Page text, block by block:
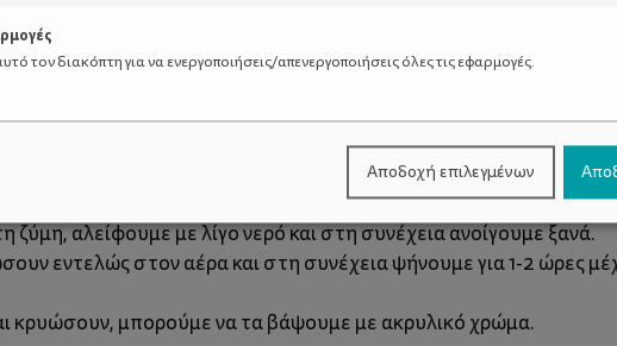
όλες τις χρήσεις με 1 φλιτζάνι αλάτι.
μέχρι να αρχίσει να σχηματίζεται μια ζύμη.
περισσότερο νερό. Αν είναι πολύ κολλώδες, τότε
μια απαλή μπάλα. Θα χρειαστεί να ζυμώσουμε για
ζύμη, αλείφουμε με λίγο νερό και στη συνέχεια ανοίγουμε ξανά.
εντελώς στον αέρα και στη συνέχεια ψήνουμε για 1-2 ώρες
κρυώσουν, μπορούμε να τα βάψουμε με ακρυλικό χρώμα.
τον διακόπτη για να ενεργοποιήσεις/απενεργοποιήσεις όλες τις εφαρμογές.
Αποδοχή επιλεγμένων